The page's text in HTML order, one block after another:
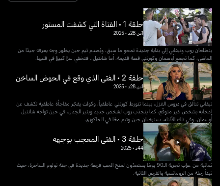
حلقة 1 • الفتاة التي كشفت المستور
1س 28د •
2025
يتطلعان روب وتيفاني إلى بداية جديدة تمحو ما سبق، ويُصدم تيم حين يظهر وجه يعرفه جيدًا من
الماضي، كما تجمع أوسمان وكورتني قصة قديمة، أما شانتيل.. فتخفي سرًا كبيرًا في قلبها.
حلقة 2 • الفتى الذي وقع في الحوض الساخن
1س 28د •
2025
تيفاني تتألق في دروس الغزل، بينما تتورط كورتني عاطفياً، وكولت يفجّر مفاجأة عاطفية تكشف عن
إعجابه بشخص غير متوقّع، كما ينجذب روب لشخص جديد ويثير الجدل، في حين تواجه شانتيل
أوسمان، وفي تلك الأثناء، يسترخيان جين وتيم معًا في الجاكوزي.
حلقة 3 • الفتى المعجب بوجهه
44د •
2025
ثمانية من عزاب تجربة الـ90 يومًا يستعدّون لمنح الحب فرصة جديدة في جنة تولوم الساحرة، حيث
تبدأ رحلة من الرومانسية والفرص الثانية.